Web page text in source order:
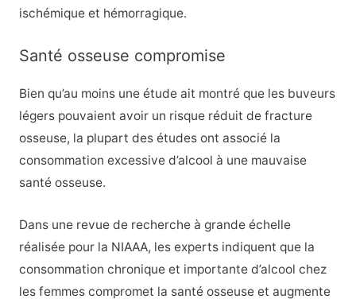
ischémique et hémorragique.
Santé osseuse compromise
Bien qu’au moins une étude ait montré que les buveurs
légers pouvaient avoir un risque réduit de fracture
osseuse, la plupart des études ont associé la
consommation excessive d’alcool à une mauvaise
santé osseuse.
Dans une revue de recherche à grande échelle
réalisée pour la NIAAA, les experts indiquent que la
consommation chronique et importante d’alcool chez
les femmes compromet la santé osseuse et augmente